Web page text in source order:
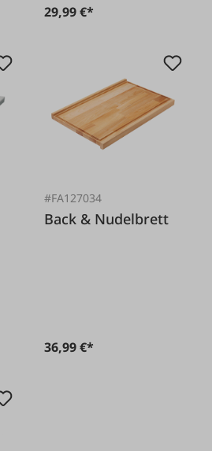
29,99 €*
#FA127034
Back & Nudelbrett
36,99 €*